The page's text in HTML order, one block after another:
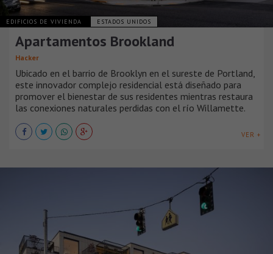
EDIFICIOS DE VIVIENDA ESTADOS UNIDOS
Apartamentos Brookland
Hacker
Ubicado en el barrio de Brooklyn en el sureste de Portland,
este innovador complejo residencial está diseñado para
promover el bienestar de sus residentes mientras restaura
las conexiones naturales perdidas con el río Willamette.
VER +